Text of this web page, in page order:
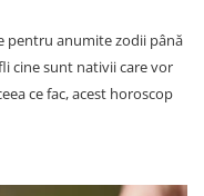
pentru anumite zodii până
cine sunt nativii care vor
ce fac, acest horoscop